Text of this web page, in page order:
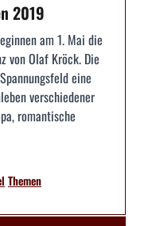
2019
am 1. Mai die
von Olaf Kröck. Die
eine
verschiedener
romantische
Themen